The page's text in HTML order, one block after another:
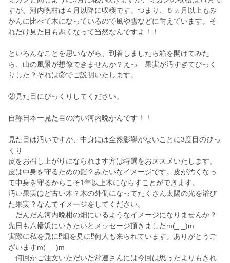
すが、河内晩柑は４月以降に収穫です。つまり、５ヵ月以上もみ
かんに比べて木になっているので風や雪などに耐えています。そ
れだけ見た目も悪くなって当然なんですよ！！
といろんなことを思いながら、到着しましたら箱を開けてみた
ら、山の風景が想像できませんか？えっ 果実が汚すぎてびっく
りした？それは②でご説明いたします。
②見た目にびっくりしてください。
自称日本一見た目の汚い河内晩かんです！！
見た目は汚いですが、中身には全然影響がないことに3度目のびっ
くり
皮をお召し上がりになられます方は特選をおススメいたします。
皮は中身を守るための鎧？みたいなイメージです。皮が汚くなっ
て中身を守るからこそ1年以上木にならすことができます。
汚い果実ほど古い木？木の外側になってたくさん太陽の光を浴び
た果実？なんてイメージをしてください。
だんだん河内晩柑の畑にいるようなイメージになりませんか？
先日も八幡浜にいきたいとメッセージ頂きましたm(_ _)m
実際に私を見に⁉️畑を見に⁉️何人も来られています。ありがとうご
ざいますm(_ _)m
何回かご注文いただいた常連さんには今回は思ったよりもきれ